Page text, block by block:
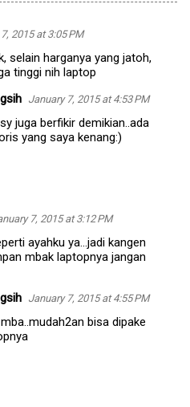
2015 at 3:05 PM
selain harganya yang jatoh,
tinggi nih laptop
January 7, 2015 at 4:53 PM
juga berfikir demikian..ada
yang saya kenang:)
7, 2015 at 3:12 PM
ayahku ya...jadi kangen
mbak laptopnya jangan
January 7, 2015 at 4:55 PM
mba..mudah2an bisa dipake